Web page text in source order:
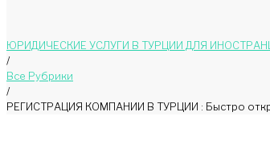
ЮРИДИЧЕСКИЕ УСЛУГИ В ТУРЦИИ ДЛЯ
/
Bce Pyбрики
/
РЕГИСТРАЦИЯ КОМПАНИИ В ТУРЦИИ : Быстро